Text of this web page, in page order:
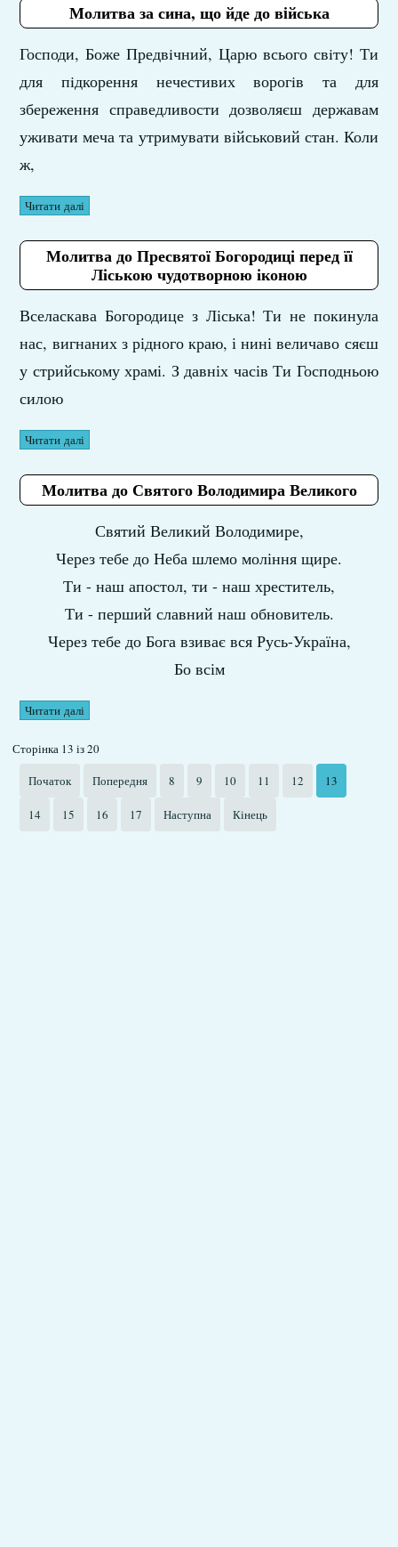
Молитва за сина, що йде до вiйська
Господи, Боже Предвiчний, Царю всього свiту! Ти
для пiдкорення нечестивих ворогiв та для
збереження справедливости дозволяєш державам
уживати меча та утримувати вiйськовий стан. Коли
ж,
Читати далі
Молитва до Пресвятої Богородиці перед її
Ліською чудотворною іконою
Вселаскава Богородице з Ліська! Ти не покинула
нас, вигнаних з рідного краю, і нині величаво сяєш
у стрийському храмі. З давніх часів Ти Господньою
силою
Читати далі
Молитва до Святого Володимира Великого
Святий Великий Володимире,
Через тебе до Неба шлемо моління щире.
Ти - наш апостол, ти - наш хреститель,
Ти - перший славний наш обновитель.
Через тебе до Бога взиває вся Русь-Україна,
Бо всім
Читати далі
Сторінка 13 із 20
Початок
Попередня 8 9 10 11 12 13
14 15 16 17 Наступна Кінець